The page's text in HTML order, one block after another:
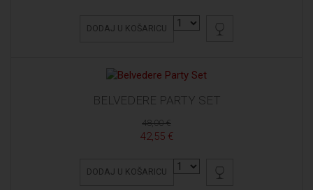
DODAJ U KOŠARICU
BELVEDERE PARTY SET
48,00 €
42,55 €
DODAJ U KOŠARICU